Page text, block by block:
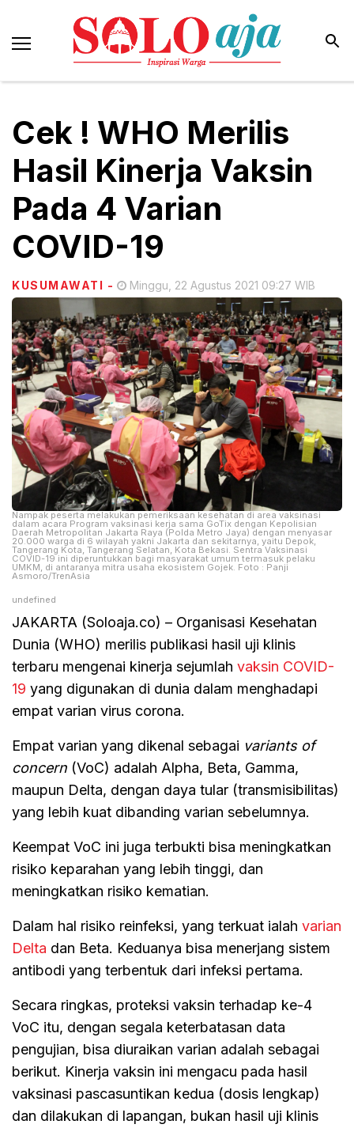
Cek ! WHO Merilis
Hasil Kinerja Vaksin
Pada 4 Varian
COVID-19
KUSUMAWATI - Minggu, 22 Agustus 2021 09:27 WIB
Nampak peserta melakukan pemeriksaan kesehatan di area vaksinasi
dalam acara Program vaksinasi kerja sama GoTix dengan Kepolisian
Daerah Metropolitan Jakarta Raya (Polda Metro Jaya) dengan menyasar
20.000 warga di 6 wilayah yakni Jakarta dan sekitarnya, yaitu Depok,
Tangerang Kota, Tangerang Selatan, Kota Bekasi. Sentra Vaksinasi
COVID-19 ini diperuntukkan bagi masyarakat umum termasuk pelaku
UMKM, di antaranya mitra usaha ekosistem Gojek. Foto : Panji
Asmoro/TrenAsia
undefined
JAKARTA (Soloaja.co) – Organisasi Kesehatan
Dunia (WHO) merilis publikasi hasil uji klinis
terbaru mengenai kinerja sejumlah vaksin COVID-
19 yang digunakan di dunia dalam menghadapi
empat varian virus corona.
Empat varian yang dikenal sebagai variants of
concern (VoC) adalah Alpha, Beta, Gamma,
maupun Delta, dengan daya tular (transmisibilitas)
yang lebih kuat dibanding varian sebelumnya.
Keempat VoC ini juga terbukti bisa meningkatkan
risiko keparahan yang lebih tinggi, dan
meningkatkan risiko kematian.
Dalam hal risiko reinfeksi, yang terkuat ialah varian
Delta dan Beta. Keduanya bisa menerjang sistem
antibodi yang terbentuk dari infeksi pertama.
Secara ringkas, proteksi vaksin terhadap ke-4
VoC itu, dengan segala keterbatasan data
pengujian, bisa diuraikan varian adalah sebagai
berikut. Kinerja vaksin ini mengacu pada hasil
vaksinasi pascasuntikan kedua (dosis lengkap)
dan dilakukan di lapangan, bukan hasil uji klinis